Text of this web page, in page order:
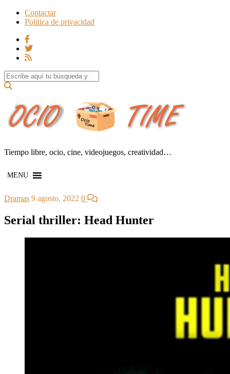
Contactar
Política de privacidad
Search for:
Tiempo libre, ocio, cine, videojuegos, creatividad…
MENU
Dramas 9 agosto, 2022 0
Serial thriller: Head Hunter